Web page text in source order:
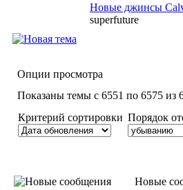
Новые джинсы
superfuture
Опции просмотра
Показаны темы с 6551 по 6575 из
Критерий сортировки Порядок
Новые